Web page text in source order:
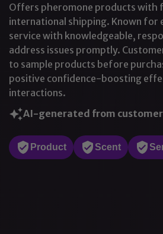
Offers pheromone products with
international shipping. Known for
service with knowledgeable,
address issues promptly.
to sample products before
positive confidence-boosting
interactions.
AI-generated from
Product Scent